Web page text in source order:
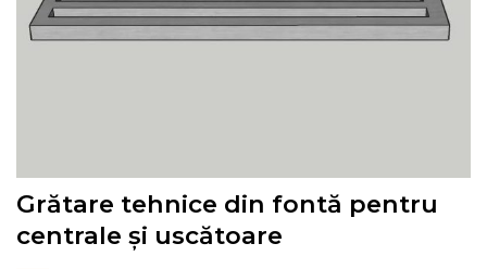
Grătare tehnice din fontă pentru
centrale și uscătoare